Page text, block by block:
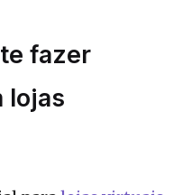
fazer
lojas